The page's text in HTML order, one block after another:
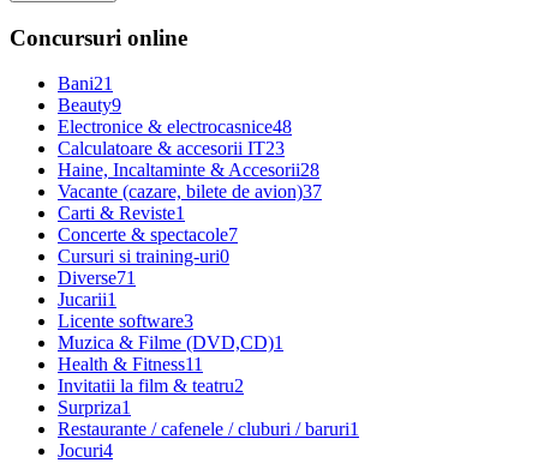
Concursuri online
Bani21
Beauty9
Electronice & electrocasnice48
Calculatoare & accesorii IT23
Haine, Incaltaminte & Accesorii28
Vacante (cazare, bilete de avion)37
Carti & Reviste1
Concerte & spectacole7
Cursuri si training-uri0
Diverse71
Jucarii1
Licente software3
Muzica & Filme (DVD,CD)1
Health & Fitness11
Invitatii la film & teatru2
Surpriza1
Restaurante / cafenele / cluburi / baruri1
Jocuri4